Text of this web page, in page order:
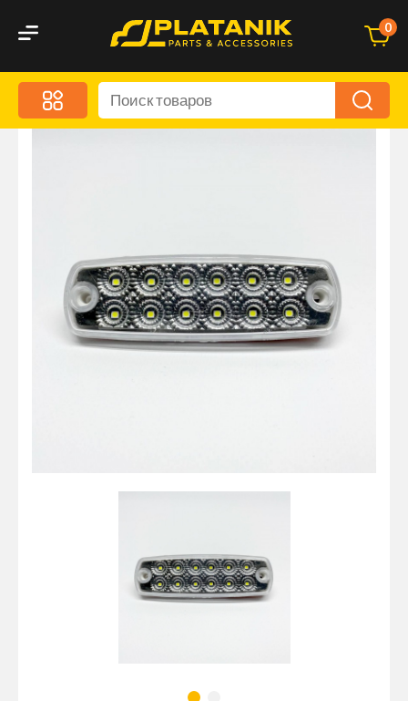
0
Меню
Акционные предложения
Оптика и светотехника
Брызговики
Запчасти кузова и зеркала
Малый коммерческий транспорт
кондиционировани
Стяжные ремни и тросы